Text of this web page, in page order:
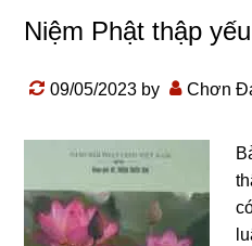
Niệm Phật thập yếu
09/05/2023 by Chơn